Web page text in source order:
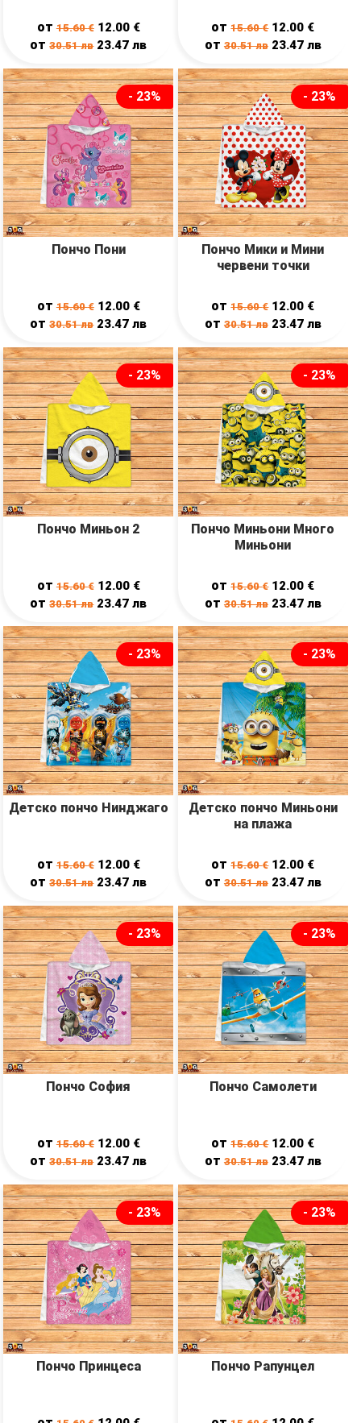
от15.60€ 12.00 €
от30.51лв 23.47лв
от15.60€ 12.00 €
от 30.51лв 23.47 лв
- 23%
Пончо Пони
от15.60€ 12.00 €
от30.51лв 23.47лв
- 23%
Пончо Мики и Мини
червени точки
от15.60€ 12.00 €
от 30.51лв 23.47 лв
- 23%
Пончо Миньон 2
от15.60€ 12.00 €
от30.51лв 23.47лв
- 23%
Пончо Миньони Много
Миньони
от15.60€ 12.00 €
от 30.51лв 23.47 лв
- 23%
Детско пончо Нинджаго
от15.60€ 12.00 €
от30.51лв 23.47лв
- 23%
Детско пончо Миньони
на плажа
от15.60€ 12.00 €
от 30.51лв 23.47 лв
- 23%
Пончо София
от15.60€ 12.00 €
от30.51лв 23.47лв
- 23%
Пончо Самолети
от15.60€ 12.00 €
от 30.51лв 23.47 лв
- 23%
Пончо Принцеса
- 23%
Пончо Рапунцел